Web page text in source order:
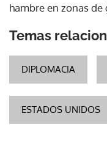
hambre en zonas de
Temas
DIPLOMACIA
ESTADOS UNIDOS